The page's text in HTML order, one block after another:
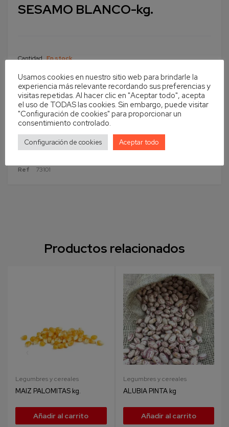
SESAMO BLANCO-kg.
Cantidad En stock
Añadir al carrito
Ref 73101
Productos relacionados
Legumbres y cereales
MAIZ PALOMITAS kg.
Añadir al carrito
Legumbres y cereales
ALUBIA PINTA kg
Añadir al carrito
Usamos cookies en nuestro sitio web para brindarle la
experiencia más relevante recordando sus preferencias y
visitas repetidas. Al hacer clic en "Aceptar todo", acepta
el uso de TODAS las cookies. Sin embargo, puede visitar
"Configuración de cookies" para proporcionar un
consentimiento controlado.
Configuración de cookies Aceptar todo